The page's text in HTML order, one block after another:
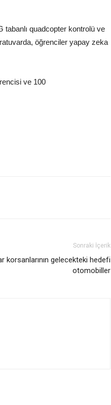
tabanlı quadcopter kontrolü ve
öğrenciler yapay zeka
ve 100
Sonraki İçerik
korsanlarının gelecekteki hedefi
otomobiller